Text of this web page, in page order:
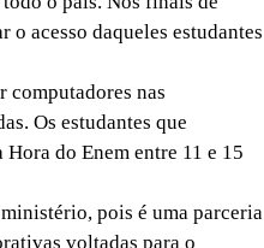
o acesso daqueles estudantes
nas
Os estudantes que
do Enem entre 11 e 15
pois é uma parceria
voltadas para o